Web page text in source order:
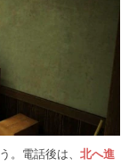
。電話後は、 北へ進